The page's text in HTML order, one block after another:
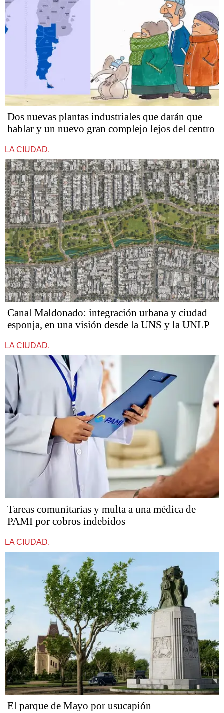
Dos nuevas plantas industriales que darán que
hablar y un nuevo gran complejo lejos del centro
LA CIUDAD.
Canal Maldonado: integración urbana y ciudad
esponja, en una visión desde la UNS y la UNLP
LA CIUDAD.
Tareas comunitarias y multa a una médica de
PAMI por cobros indebidos
LA CIUDAD.
El parque de Mayo por usucapión